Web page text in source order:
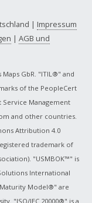
| Impressum
| AGB und
GbR. "ITIL®" and
of the PeopleCert
Management
and other countries.
Attribution 4.0
trademark of
"USMBOK™" is
International
Model®" are
"ISO/IEC 20000®" is a